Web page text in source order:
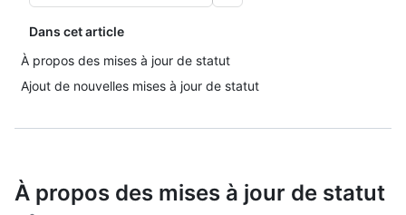
Dans cet article
À propos des mises à jour de statut
Ajout de nouvelles mises à jour de statut
À propos des mises à jour de statut